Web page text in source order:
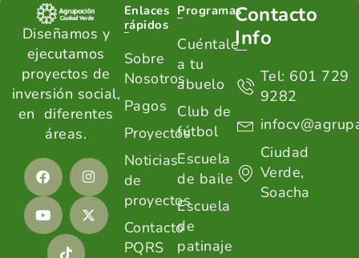
Diseñamos y
ejecutamos
proyectos de
inversión social,
en diferentes
áreas.
Enlaces
rápidos
Sobre
Nosotros
Pagos
Proyectos
Noticias
de
proyectos
Contacto
PQRS
Programas
Cuéntale
a tu
abuelo
Club de
fútbol
Escuela
de baile
Escuela
de
patinaje
Contacto
Info
Tel: 601 729
9282
Ciudad
Verde,
Soacha